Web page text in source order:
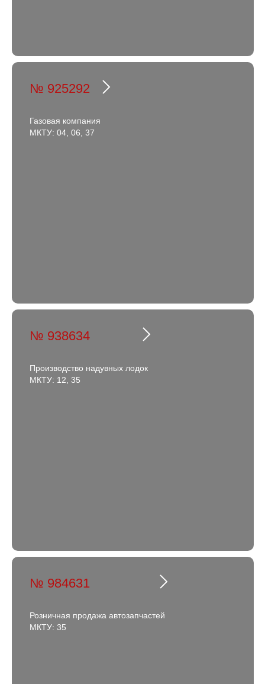
№ 925292
Газовая компания
МКТУ: 04, 06, 37
№ 938634
Производство надувных лодок
МКТУ: 12, 35
№ 984631
Розничная продажа автозапчастей
МКТУ: 35